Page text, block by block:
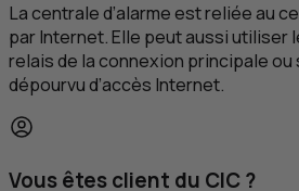
La centrale d’alarme est reliée au
par Internet. Elle peut aussi utiliser
relais de la connexion principale
dépourvu d’accès Internet.
Vous êtes client du CIC ?